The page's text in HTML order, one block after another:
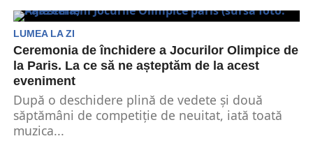
1,75 de...
LUMEA LA ZI
Ceremonia de închidere a Jocurilor Olimpice de
la Paris. La ce să ne așteptăm de la acest
eveniment
După o deschidere plină de vedete și două
săptămâni de competiție de neuitat, iată toată
muzica...